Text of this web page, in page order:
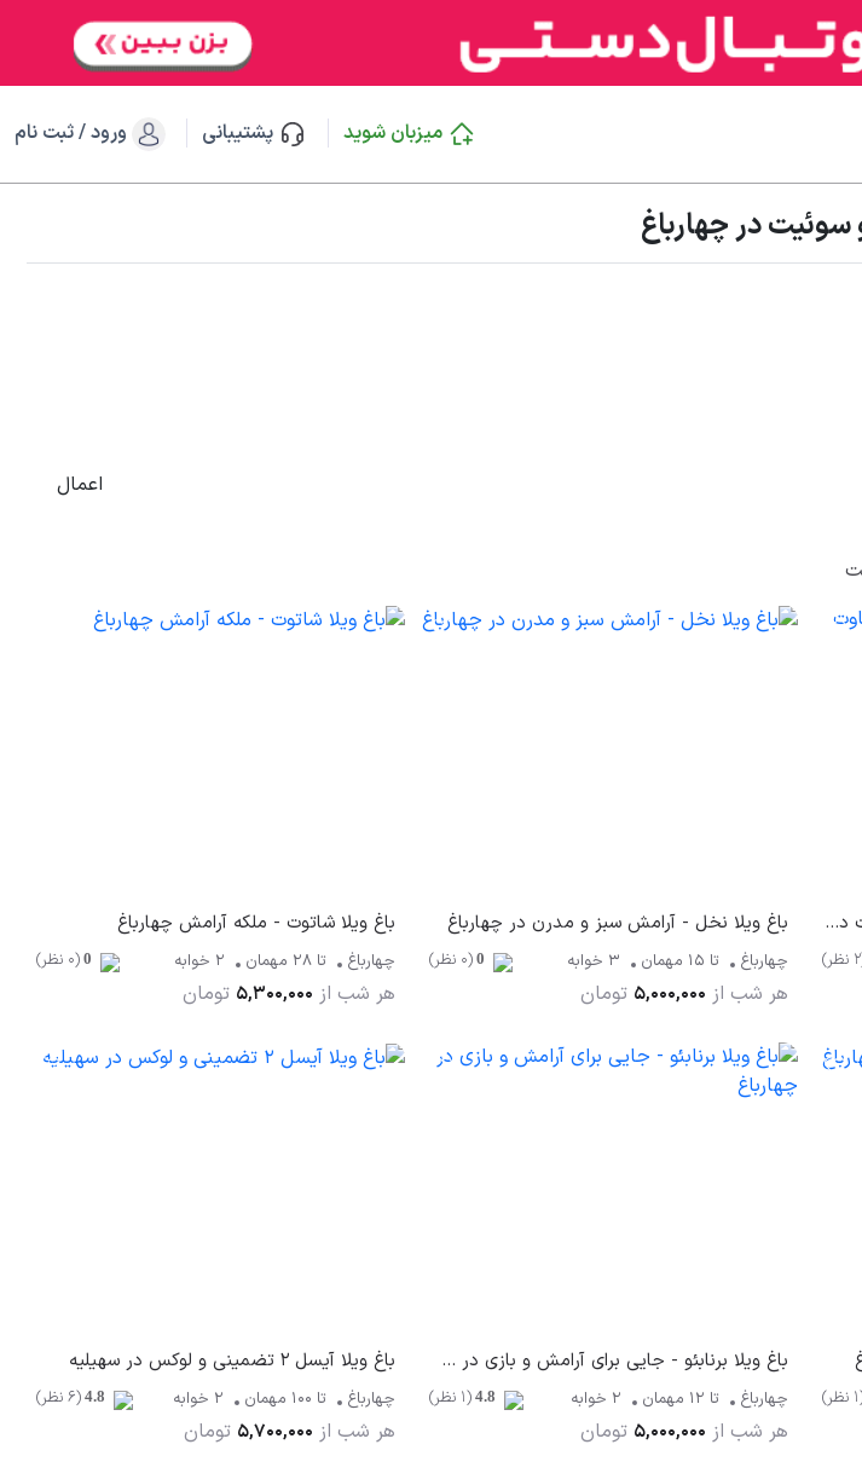
میزبان شوید پشتیبانی ورود / ثبت نام
سوئیت در چهارباغ
اعمال
باغ ویلا میکونوس - لوکس رویایی و متفاوت در چهارباغ باغ ویلا نخل - آرامش سبز و مدرن در چهارباغ
چهارباغ تا 15 مهمان 3 خوابه (0 نظر)
هر شب از 5,000,000 تومان
باغ ویلا شاتوت - ملکه آرامش چهارباغ
چهارباغ تا 28 مهمان 2 خوابه (0 نظر)
هر شب از 5,300,000 تومان
باغ ویلا برنابئو - جایی برای آرامش و بازی در چهارباغ
چهارباغ تا 12 مهمان 2 خوابه (1 نظر)
هر شب از 5,000,000 تومان
باغ ویلا آیسل 2 تضمینی و لوکس در سهیلیه
چهارباغ تا 100 مهمان 2 خوابه (6 نظر)
هر شب از 5,700,000 تومان